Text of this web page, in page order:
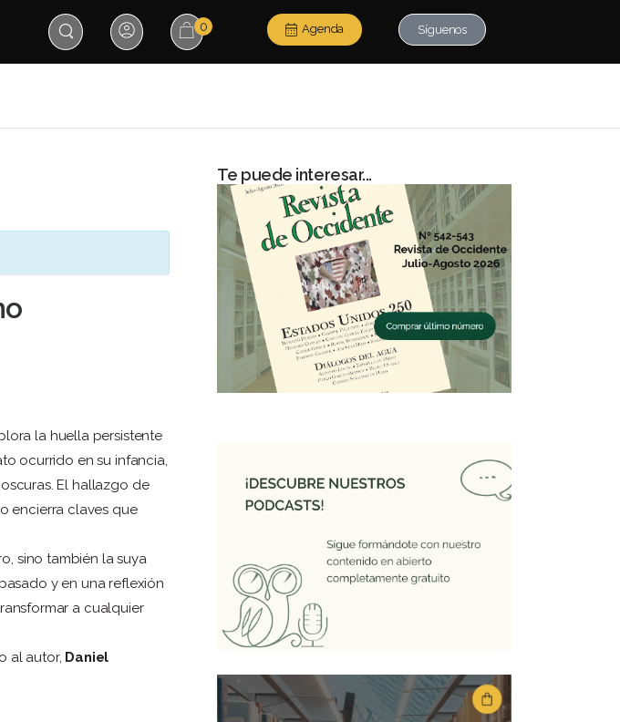
0 Agenda Síguenos
Te puede interesar...
la huella persistente
ocurrido en su infancia,
El hallazgo de
encierra claves que
sino también la suya
y en una reflexión
a cualquier
al autor, Daniel